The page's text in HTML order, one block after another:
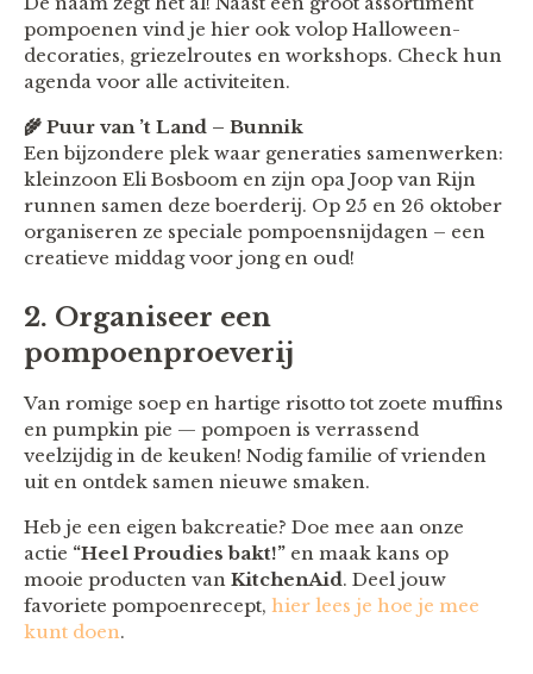
pompoenen vind je hier ook volop Halloween-
decoraties, griezelroutes en workshops. Check hun
agenda voor alle activiteiten.
🌾 Puur van ’t Land – Bunnik
Een bijzondere plek waar generaties samenwerken:
kleinzoon Eli Bosboom en zijn opa Joop van Rijn
runnen samen deze boerderij. Op 25 en 26 oktober
organiseren ze speciale pompoensnijdagen – een
creatieve middag voor jong en oud!
2. Organiseer een
pompoenproeverij
Van romige soep en hartige risotto tot zoete muffins
en pumpkin pie — pompoen is verrassend
veelzijdig in de keuken! Nodig familie of vrienden
uit en ontdek samen nieuwe smaken.
Heb je een eigen bakcreatie? Doe mee aan onze
actie “Heel Proudies bakt!” en maak kans op
mooie producten van KitchenAid. Deel jouw
favoriete pompoenrecept, hier lees je hoe je mee
kunt doen.